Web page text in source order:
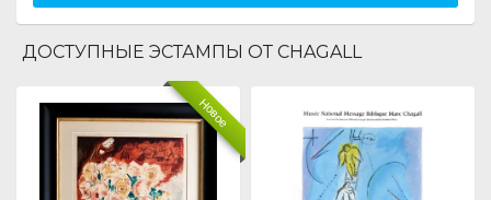
ДОСТУПНЫЕ ЭСТАМПЫ ОТ CHAGALL
Новое